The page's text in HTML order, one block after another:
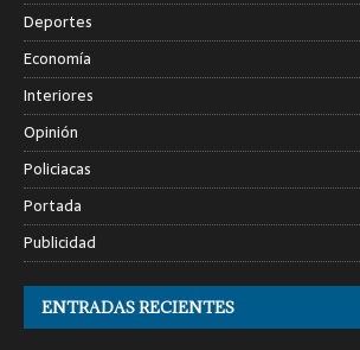
Deportes
Economía
Interiores
Opinión
Policiacas
Portada
Publicidad
ENTRADAS RECIENTES